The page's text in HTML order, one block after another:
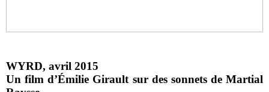
WYRD, avril 2015
Un film d’Émilie Girault sur des sonnets de Martial